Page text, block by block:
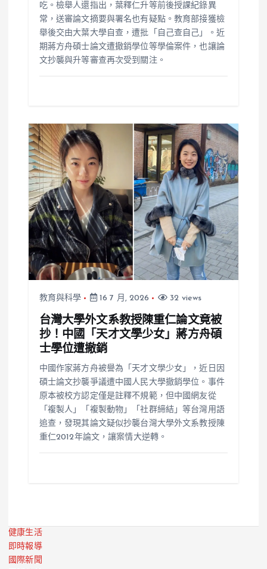
吃。檢舉人還指出，葉釋仁升等前後授課紀錄異
常，送審論文摘要與署名也有疑點。教育部接獲檢
舉後交由大葉大學自查，遭批「自己查自己」。近
期蔣方舟碩士論文遭撤銷學位等學倫案件，也讓論
文抄襲與升等審查再次受到關注。
教育與科學 16 7 月, 2026 32 views
台灣大學外文系教授陳重仁論文竟被
抄！中國「天才文學少女」蔣方舟碩
士學位遭撤銷
中國作家蔣方舟被譽為「天才文學少女」，近日因
碩士論文抄襲爭議遭中國人民大學撤銷學位。事件
原本被校方認定僅是註釋不規範，但中國網友從
「複製人」「複製動物」「社群締結」等台灣用語
追查，發現其論文疑似抄襲台灣大學外文系教授陳
重仁2012年論文，讓案情大逆轉。
健康生活
即時報導
國際新聞